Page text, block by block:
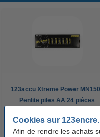
Cookies sur
Afin de rendre les achats
123accu Xtreme Power
Penlite piles AA 24 pièces
14,95 €